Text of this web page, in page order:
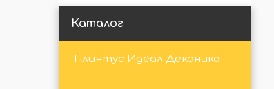
Каталог
Плинтус Идеал Деконика